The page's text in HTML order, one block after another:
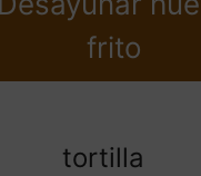
frito
tortilla